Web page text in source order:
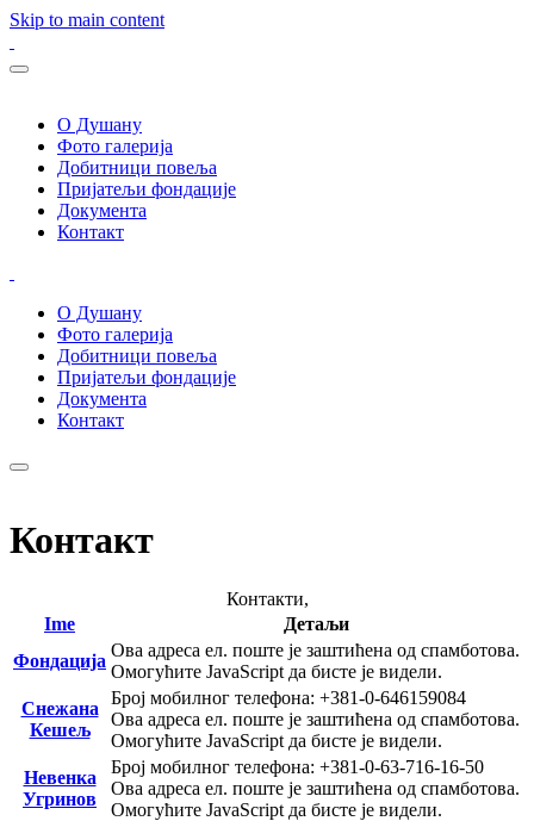
Skip to main content
О Душану
Фото галерија
Добитници повеља
Пријатељи фондације
Документа
Контакт
О Душану
Фото галерија
Добитници повеља
Пријатељи фондације
Документа
Контакт
Контакт
Контакти,
Ime
Детаљи
Фондација
Ова адреса ел. поште је заштићена од спамботова.
Омогућите JavaScript да бисте је видели.
Снежана
Кешељ
Број мобилног телефона: +381-0-646159084
Ова адреса ел. поште је заштићена од спамботова.
Омогућите JavaScript да бисте је видели.
Невенка
Угринов
Број мобилног телефона: +381-0-63-716-16-50
Ова адреса ел. поште је заштићена од спамботова.
Омогућите JavaScript да бисте је видели.